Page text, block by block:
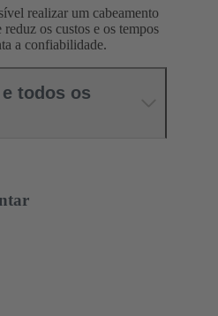
realizar um cabeamento
os custos e os tempos
a confiabilidade.
todos os